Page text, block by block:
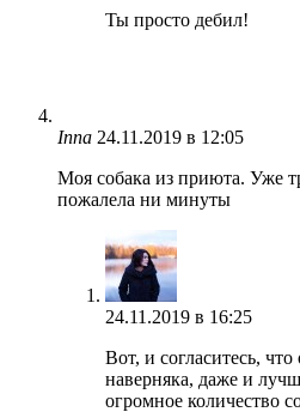
Ты просто дебил!
Inna 24.11.2019 в 12:05
Моя собака из приюта. Уже
пожалела ни минуты
24.11.2019 в 16:25
Вот, и согласитесь,
наверняка, даже и
огромное количество